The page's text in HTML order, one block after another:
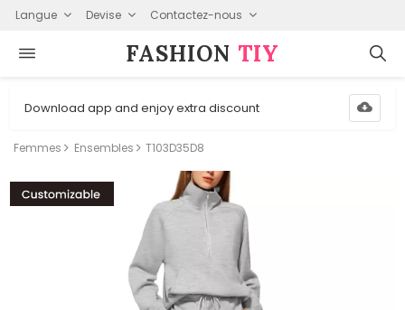
Langue Devise Contactez-nous
FASHION⁠ TIY
Download app and enjoy extra discount
Femmes Ensembles T103D35D8